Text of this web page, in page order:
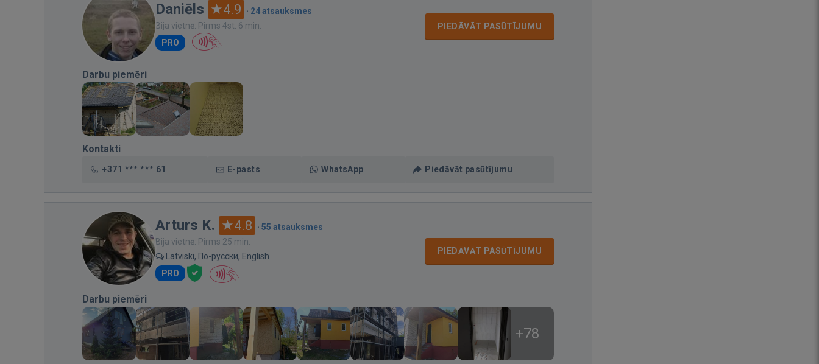
Daniēls 4.9 · 24 atsauksmes
Bija vietnē: Pirms 4st. 6 min.
PRO
PIEDĀVĀT PASŪTĪJUMU
Darbu piemēri
Kontakti
+371 *** *** 61 E-pasts WhatsApp Piedāvāt pasūtījumu
Arturs K. 4.8 · 55 atsauksmes
Bija vietnē: Pirms 25 min.
Latviski, По-русски, English
PRO
PIEDĀVĀT PASŪTĪJUMU
Darbu piemēri
+78